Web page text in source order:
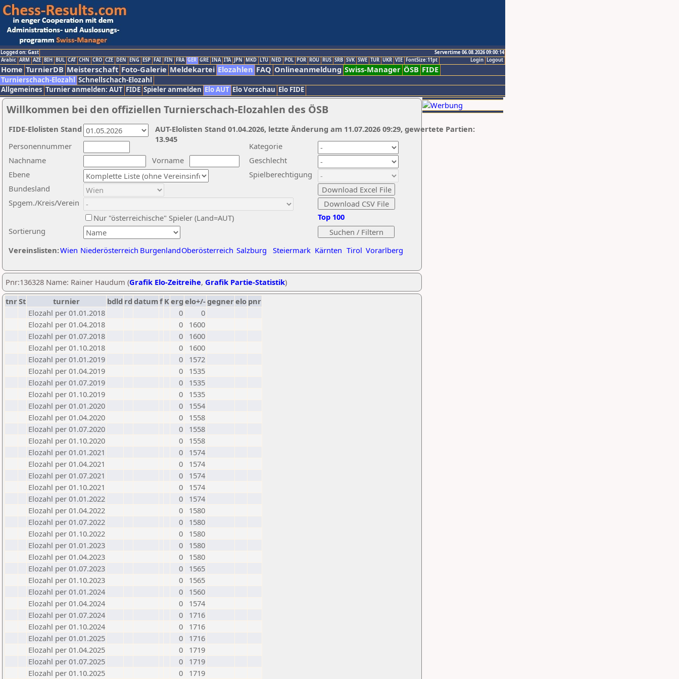
Logged on: Gast
Servertime 06.08.2026 09:00:14
Logout
Login
Arabic ARM AZE BIH BUL CAT CHN CRO CZE DEN ENG ESP FAI FIN FRA GER GRE INA ITA JPN MKD LTU NED POL POR ROU RUS SRB SVK SWE TUR UKR VIE FontSize:11pt
Home TurnierDB Meisterschaft Foto-Galerie Meldekartei Elozahlen FAQ Onlineanmeldung Swiss-Manager ÖSB FIDE
Turnierschach-Elozahl Schnellschach-Elozahl
Allgemeines Turnier anmelden: AUT FIDE Spieler anmelden Elo AUT Elo Vorschau Elo FIDE
Willkommen bei den offiziellen Turnierschach-Elozahlen des ÖSB
Nachname
Vorname
Ebene
Kategorie
Sortierung
Personennummer
Bundesland
Spgem./Kreis/Verein
Geschlecht
Nur "österreichische" Spieler (Land=AUT)
Spielberechtigung
Vereinslisten:Wien Niederösterreich BurgenlandOberösterreich Salzburg Steiermark Kärnten Tirol Vorarlberg
Top 100
AUT-Elolisten Stand 01.04.2026, letzte Änderung am 11.07.2026 09:29, gewertete Partien:
13.945
FIDE-Elolisten Stand
Pnr:136328 Name: Rainer Haudum (Grafik Elo-Zeitreihe, Grafik Partie-Statistik)
tnrSt turnier bdld rd datumf Kerg elo+/-gegnerelo pnr
Elozahl per 01.01.2018
0
0
Elozahl per 01.04.2018
0
1600
Elozahl per 01.07.2018
0
1600
Elozahl per 01.10.2018
0
1600
Elozahl per 01.01.2019
0
1572
Elozahl per 01.04.2019
0
1535
Elozahl per 01.07.2019
0
1535
Elozahl per 01.10.2019
0
1535
Elozahl per 01.01.2020
0
1554
Elozahl per 01.04.2020
0
1558
Elozahl per 01.07.2020
0
1558
Elozahl per 01.10.2020
0
1558
Elozahl per 01.01.2021
0
1574
Elozahl per 01.04.2021
0
1574
Elozahl per 01.07.2021
0
1574
Elozahl per 01.10.2021
0
1574
Elozahl per 01.01.2022
0
1574
Elozahl per 01.04.2022
0
1580
Elozahl per 01.07.2022
0
1580
Elozahl per 01.10.2022
0
1580
Elozahl per 01.01.2023
0
1580
Elozahl per 01.04.2023
0
1580
Elozahl per 01.07.2023
0
1565
Elozahl per 01.10.2023
0
1565
Elozahl per 01.01.2024
0
1560
Elozahl per 01.04.2024
0
1574
Elozahl per 01.07.2024
0
1716
Elozahl per 01.10.2024
0
1716
Elozahl per 01.01.2025
0
1716
Elozahl per 01.04.2025
0
1719
Elozahl per 01.07.2025
0
1719
Elozahl per 01.10.2025
0 1719